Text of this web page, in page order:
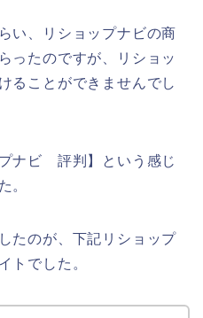
い、リショップナビの商
ったのですが、リショッ
ることができませんでし
ナビ 評判】という感じ
。
たのが、下記リショップ
トでした。